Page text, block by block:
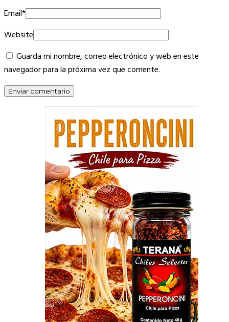
Email*
Website
Guarda mi nombre, correo electrónico y web en este
navegador para la próxima vez que comente.